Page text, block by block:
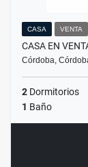
CASA VENTA
CASA EN
Córdoba,
2 Dormitorios
1 Baño